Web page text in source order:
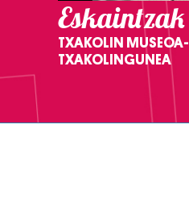
Eskaintzak
TXAKOLIN MUSEOA-
TXAKOLINGUNEA